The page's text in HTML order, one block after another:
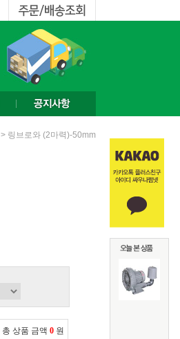
> 링브로와 (2마력)-50mm
총 상품 금액 0 원